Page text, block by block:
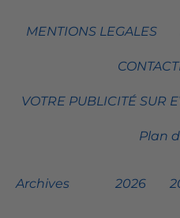
MENTIONS LEGALES
VOTRE PUBLICITÉ SUR
Plan
Archives 2026